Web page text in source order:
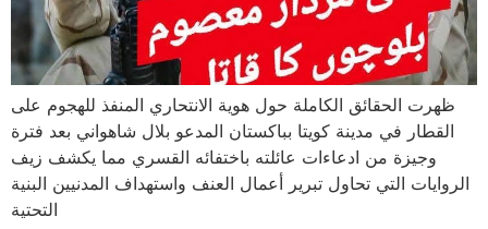
ظهرت الحقائق الكاملة حول هوية الانتحاري المنفذ للهجوم على
القطار في مدينة كويتا بباكستان المدعو بلال شاهواني بعد فترة
وجيزة من ادعاءات عائلته باختفائه القسري مما يكشف زيف
الروايات التي تحاول تبرير أعمال العنف واستهداف المدنيين البنية
التحتية